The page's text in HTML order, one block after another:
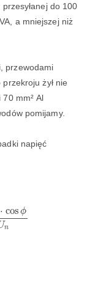
do 100
niż
przewodami
przekroju żył nie
mm² Al
pomijamy.
napięć
⋅ cos ϕ
n
⋅